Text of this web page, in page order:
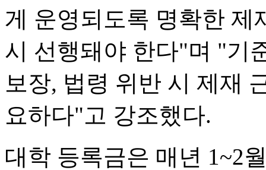
게 운영되도록 명확한 제
시 선행돼야 한다"며 "기
보장, 법령 위반 시 제재
요하다"고 강조했다.
대학 등록금은 매년 1~2